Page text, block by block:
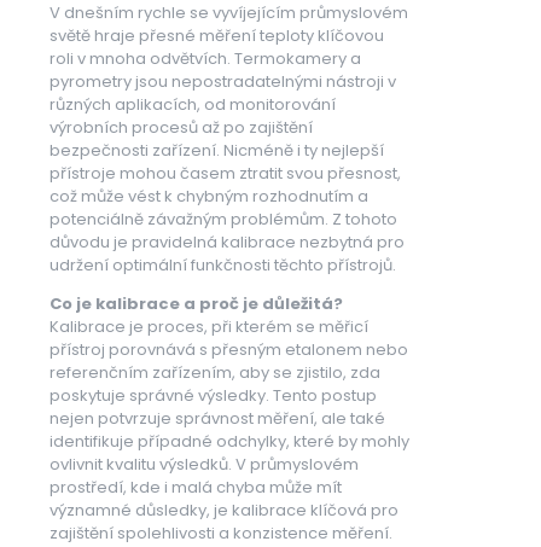
V dnešním rychle se vyvíjejícím průmyslovém
světě hraje přesné měření teploty klíčovou
roli v mnoha odvětvích. Termokamery a
pyrometry jsou nepostradatelnými nástroji v
různých aplikacích, od monitorování
výrobních procesů až po zajištění
bezpečnosti zařízení. Nicméně i ty nejlepší
přístroje mohou časem ztratit svou přesnost,
což může vést k chybným rozhodnutím a
potenciálně závažným problémům. Z tohoto
důvodu je pravidelná kalibrace nezbytná pro
udržení optimální funkčnosti těchto přístrojů.
Co je kalibrace a proč je důležitá?
Kalibrace je proces, při kterém se měřicí
přístroj porovnává s přesným etalonem nebo
referenčním zařízením, aby se zjistilo, zda
poskytuje správné výsledky. Tento postup
nejen potvrzuje správnost měření, ale také
identifikuje případné odchylky, které by mohly
ovlivnit kvalitu výsledků. V průmyslovém
prostředí, kde i malá chyba může mít
významné důsledky, je kalibrace klíčová pro
zajištění spolehlivosti a konzistence měření.